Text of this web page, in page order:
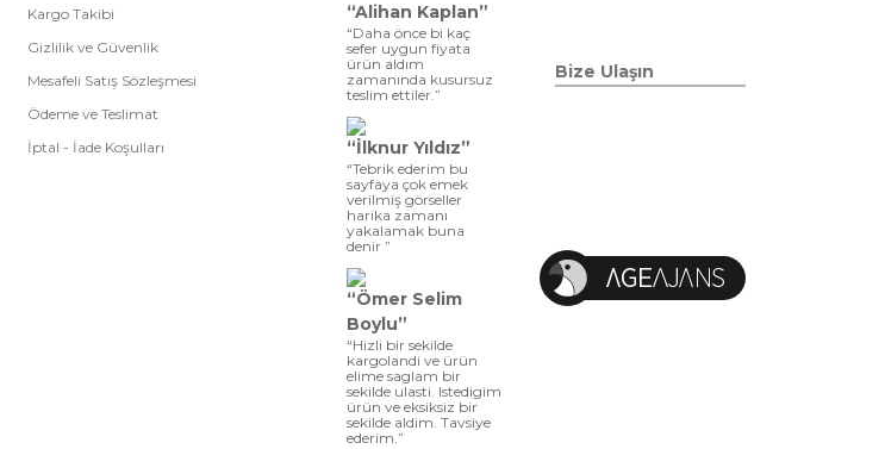
Kargo Takibi
Gizlilik ve Güvenlik
Mesafeli Satış Sözleşmesi
Ödeme ve Teslimat
İptal - İade Koşulları
“Alihan Kaplan”
“Daha önce bi kaç
sefer uygun fiyata
ürün aldım
zamanında kusursuz
teslim ettiler.”
“İlknur Yıldız”
“Tebrik ederim bu
sayfaya çok emek
verilmiş görseller
harika zamanı
yakalamak buna
denir ”
“Ömer Selim
Boylu”
“Hizli bir sekilde
kargolandi ve ürün
elime saglam bir
sekilde ulasti. Istedigim
ürün ve eksiksiz bir
sekilde aldim. Tavsiye
ederim.”
Bize Ulaşın